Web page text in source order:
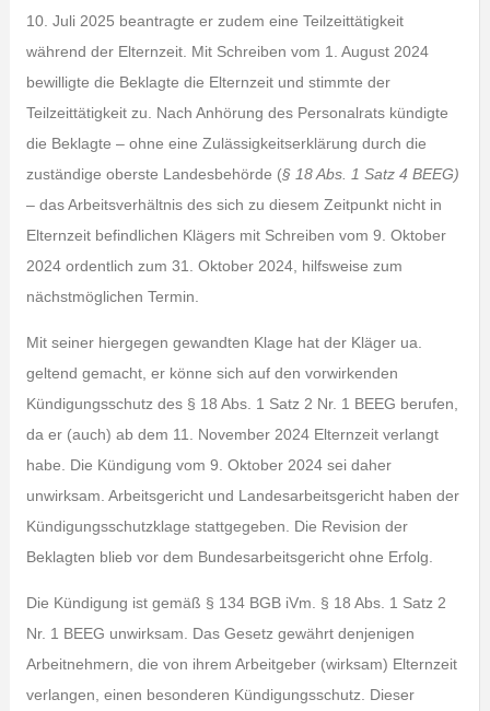
10. Juli 2025 beantragte er zudem eine Teilzeittätigkeit
während der Elternzeit. Mit Schreiben vom 1. August 2024
bewilligte die Beklagte die Elternzeit und stimmte der
Teilzeittätigkeit zu. Nach Anhörung des Personalrats kündigte
die Beklagte – ohne eine Zulässigkeitserklärung durch die
zuständige oberste Landesbehörde (§ 18 Abs. 1 Satz 4 BEEG)
– das Arbeitsverhältnis des sich zu diesem Zeitpunkt nicht in
Elternzeit befindlichen Klägers mit Schreiben vom 9. Oktober
2024 ordentlich zum 31. Oktober 2024, hilfsweise zum
nächstmöglichen Termin.
Mit seiner hiergegen gewandten Klage hat der Kläger ua.
geltend gemacht, er könne sich auf den vorwirkenden
Kündigungsschutz des § 18 Abs. 1 Satz 2 Nr. 1 BEEG berufen,
da er (auch) ab dem 11. November 2024 Elternzeit verlangt
habe. Die Kündigung vom 9. Oktober 2024 sei daher
unwirksam. Arbeitsgericht und Landesarbeitsgericht haben der
Kündigungsschutzklage stattgegeben. Die Revision der
Beklagten blieb vor dem Bundesarbeitsgericht ohne Erfolg.
Die Kündigung ist gemäß § 134 BGB iVm. § 18 Abs. 1 Satz 2
Nr. 1 BEEG unwirksam. Das Gesetz gewährt denjenigen
Arbeitnehmern, die von ihrem Arbeitgeber (wirksam) Elternzeit
verlangen, einen besonderen Kündigungsschutz. Dieser